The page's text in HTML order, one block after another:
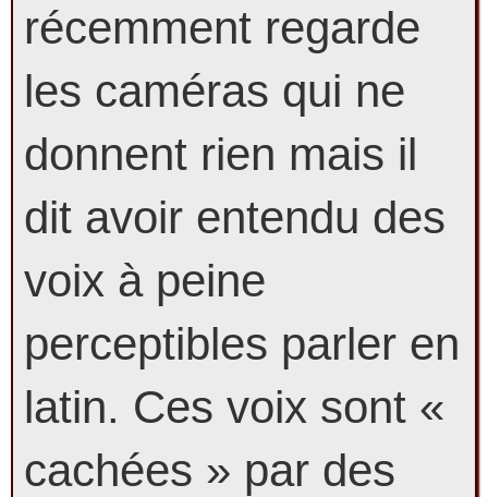
récemment regarde
les caméras qui ne
donnent rien mais il
dit avoir entendu des
voix à peine
perceptibles parler en
latin. Ces voix sont «
cachées » par des